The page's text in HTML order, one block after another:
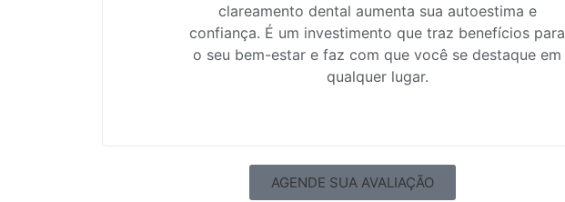
clareamento dental aumenta sua autoestima e
confiança. É um investimento que traz benefícios para
o seu bem-estar e faz com que você se destaque em
qualquer lugar.
AGENDE SUA AVALIAÇÃO